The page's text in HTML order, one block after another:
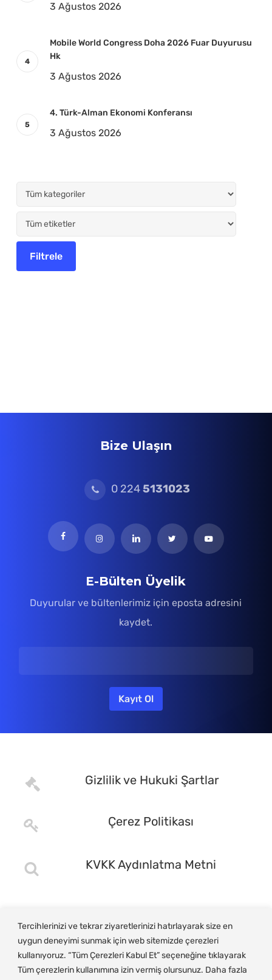
Tercihlerinizi ve tekrar ziyaretlerinizi hatırlayarak size en
uygun deneyimi sunmak için web sitemizde çerezleri
kullanıyoruz. “Tüm Çerezleri Kabul Et” seçeneğine tıklayarak
Tüm çerezlerin kullanımına izin vermiş olursunuz. Daha fazla
3 Ağustos 2026
Mobile World Congress Doha 2026 Fuar Duyurusu
Hk
3 Ağustos 2026
4. Türk-Alman Ekonomi Konferansı
3 Ağustos 2026
Bize Ulaşın
0 2245131023
E-Bülten Üyelik
Duyurular ve bültenlerimiz için eposta adresini
kaydet.
Gizlilik ve Hukuki Şartlar
Çerez Politikası
KVKK Aydınlatma Metni